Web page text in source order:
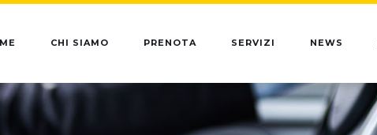
CHI SIAMO PRENOTA SERVIZI NEWS